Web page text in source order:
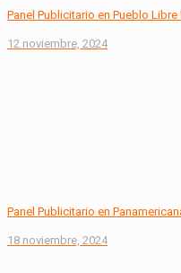
Panel Publicitario en Pueblo Libre
12 noviembre, 2024
Panel Publicitario en
18 noviembre, 2024